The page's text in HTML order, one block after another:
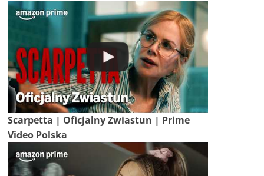
Scarpetta | Oficjalny Zwiastun | Prime
Video Polska